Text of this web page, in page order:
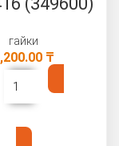
гайки
₸